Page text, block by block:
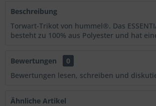
Beschreibung
Torwart-Trikot von hummel®. Das
besteht zu 100% aus Polyester und hat
Bewertungen
0
Bewertungen lesen, schreiben und
Ähnliche Artikel